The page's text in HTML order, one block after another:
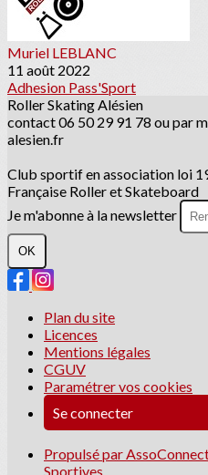
Muriel LEBLANC
11 août 2022
Adhesion Pass'Sport
Roller Skating Alésien
contact 06 50 29 91 78 ou par
alesien.fr
Club sportif en association loi
Française Roller et Skateboard
Je m'abonne à la newsletter
OK
Plan du site
Licences
Mentions légales
CGUV
Paramétrer vos cookies
Se connecter
Propulsé par
Sportives